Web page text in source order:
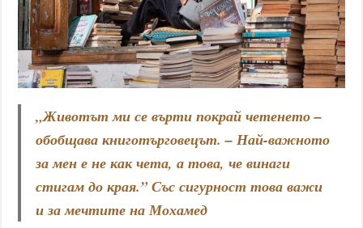
„Животът ми се върти покрай четенето–
обобщава книготърговецът. –Най-важното
за мен е не как чета, а това, че винаги
стигам до края.” Със сигурност това важи
и за мечтите на Мохамед